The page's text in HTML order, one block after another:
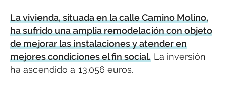
La vivienda, situada en la calle Camino Molino,
ha sufrido una amplia remodelación con objeto
de mejorar las instalaciones y atender en
mejores condiciones el fin social. La inversión
ha ascendido a 13.056 euros.